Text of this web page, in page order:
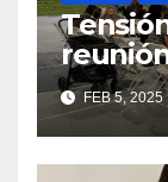
FEB 5, 2025